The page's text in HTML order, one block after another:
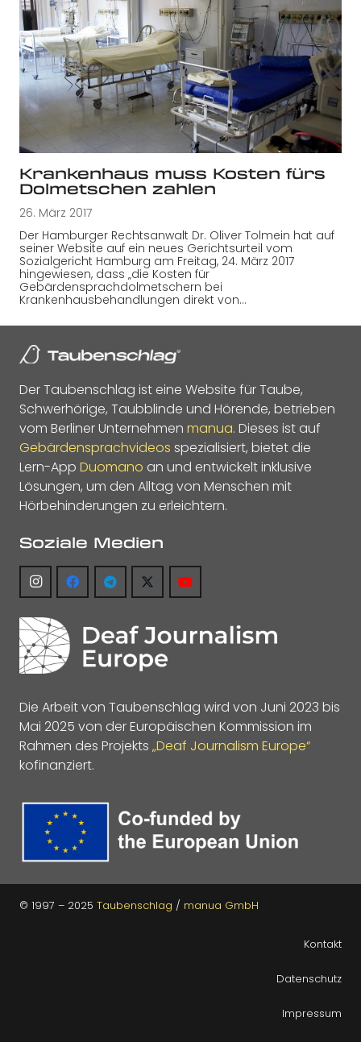
Krankenhaus muss Kosten fürs
Dolmetschen zahlen
26. März 2017
Der Hamburger Rechtsanwalt Dr. Oliver Tolmein hat auf
seiner Website auf ein neues Gerichtsurteil vom
Sozialgericht Hamburg am Freitag, 24. März 2017
hingewiesen, dass „die Kosten für
Gebärdensprachdolmetschern bei
Krankenhausbehandlungen direkt von…
Der Taubenschlag ist eine Website für Taube,
Schwerhörige, Taubblinde und Hörende, betrieben
vom Berliner Unternehmen manua. Dieses ist auf
Gebärdensprachvideos spezialisiert, bietet die
Lern-App Duomano an und entwickelt inklusive
Lösungen, um den Alltag von Menschen mit
Hörbehinderungen zu erleichtern.
Soziale Medien
Die Arbeit von Taubenschlag wird von Juni 2023 bis
Mai 2025 von der Europäischen Kommission im
Rahmen des Projekts „Deaf Journalism Europe“
kofinanziert.
© 1997 – 2025 Taubenschlag / manua GmbH
Kontakt
Datenschutz
Impressum